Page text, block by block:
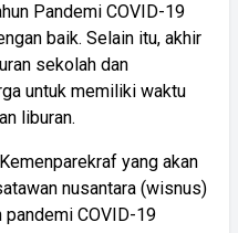
Pandemi COVID-19
baik. Selain itu, akhir
sekolah dan
untuk memiliki waktu
liburan.
yang akan
nusantara (wisnus)
COVID-19